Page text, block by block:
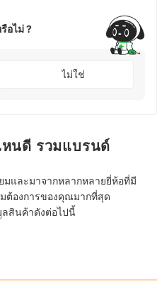
อไม่ ?
ไม่ใช่
หนดี รวมแบรนด์
และมาจากหลากหลายยี่ห้อที่มี
ต้องการของคุณมากที่สุด
ลสินค้าดังต่อไปนี้